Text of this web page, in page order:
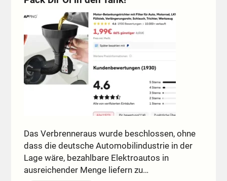
Das Verbrenneraus wurde beschlossen, ohne
dass die deutsche Automobilindustrie in der
Lage wäre, bezahlbare Elektroautos in
ausreichender Menge liefern zu…